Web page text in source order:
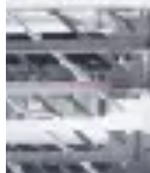
Zbiorniki na paliwo
Aktualności
O firmie
Serwis
Kontakt